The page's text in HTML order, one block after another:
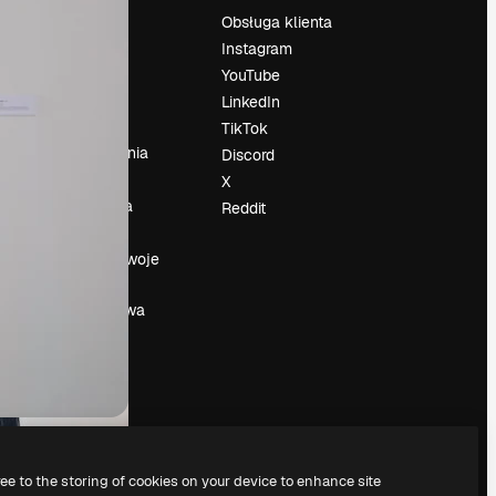
wyszukiwania
Wydarzenia
Sprzedaj swoje
Sala prasowa
Obsługa klienta
Instagram
YouTube
LinkedIn
TikTok
Discord
X
Reddit
to the storing of cookies on your device to enhance site